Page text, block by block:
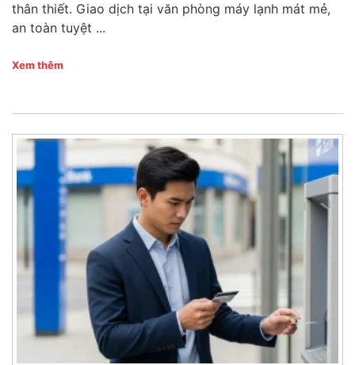
thân thiết. Giao dịch tại văn phòng máy lạnh mát mẻ,
an toàn tuyệt ...
Xem thêm